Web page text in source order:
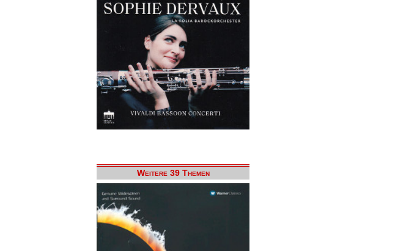
Weitere 39 Themen